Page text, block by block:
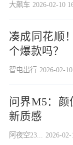
大飙车 2026-02-10
凑成同花顺
个爆款吗？
智电出行 2026-02-
问界M5：
新质感
阿夜空23... 2026-